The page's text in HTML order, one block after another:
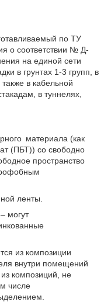
по ТУ
о соответствии № Д-
на единой сети
в грунтах 1-3 групп, в
в кабельной
в туннелях,
материала (как
(ПБТ)) со свободно
пространство
ленты.
могут
из композиции
внутри помещений
композиций, не
числе